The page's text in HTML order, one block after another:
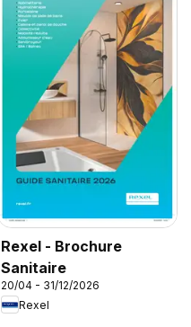
Rexel - Brochure
Sanitaire
20/04 - 31/12/2026
Rexel